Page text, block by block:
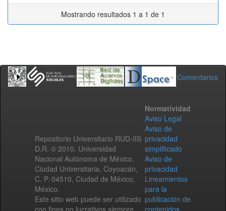
Mostrando resultados 1 a 1 de 1
Comentarios
Repositorio Universitario RUD-IIS
D.R. © 2010. Universidad
Nacional Autónoma de México.
Ciudad Universitaria, Coyoacán,
C. P. 04510, Ciudad de México,
México.
Este sitio web puede ser utilizado
con fines no lucrativos siempre
Normatividad
Aviso Legal
Aviso de
privacidad
simplificado
Aviso de
privacidad
Lineamientos
para la
publicación de
contenidos